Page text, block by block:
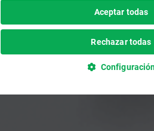
Aceptar todas
Rechazar todas